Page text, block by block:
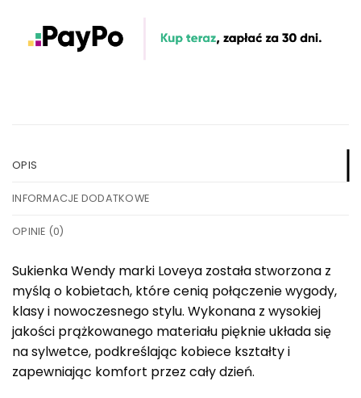
OPIS
INFORMACJE DODATKOWE
OPINIE (0)
Sukienka Wendy marki Loveya została stworzona z
myślą o kobietach, które cenią połączenie wygody,
klasy i nowoczesnego stylu. Wykonana z wysokiej
jakości prążkowanego materiału pięknie układa się
na sylwetce, podkreślając kobiece kształty i
zapewniając komfort przez cały dzień.